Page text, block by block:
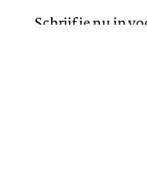
Schrijf je nu in